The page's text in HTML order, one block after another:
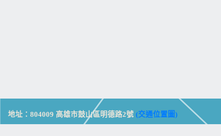
地址：804009 高雄市鼓山區明德路2號 (交通位置圖)